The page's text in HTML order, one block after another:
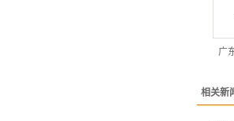
广
相关新